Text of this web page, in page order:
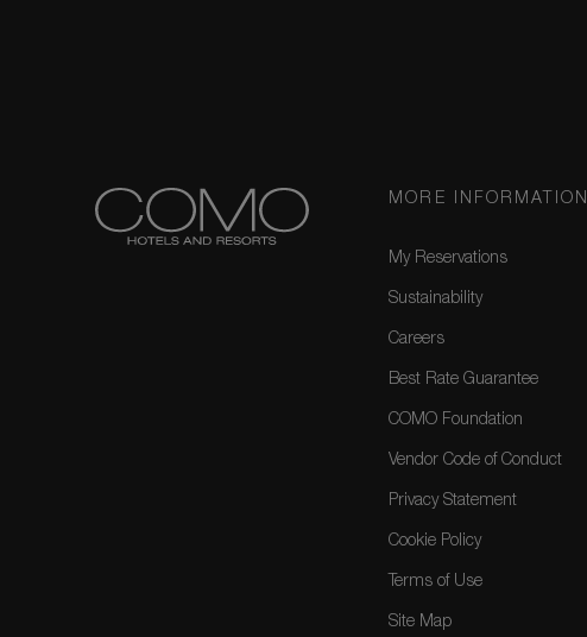
MORE INFORMATION
My Reservations
Sustainability
Careers
Best Rate Guarantee
COMO Foundation
Vendor Code of Conduct
Privacy Statement
Cookie Policy
Terms of Use
Site Map